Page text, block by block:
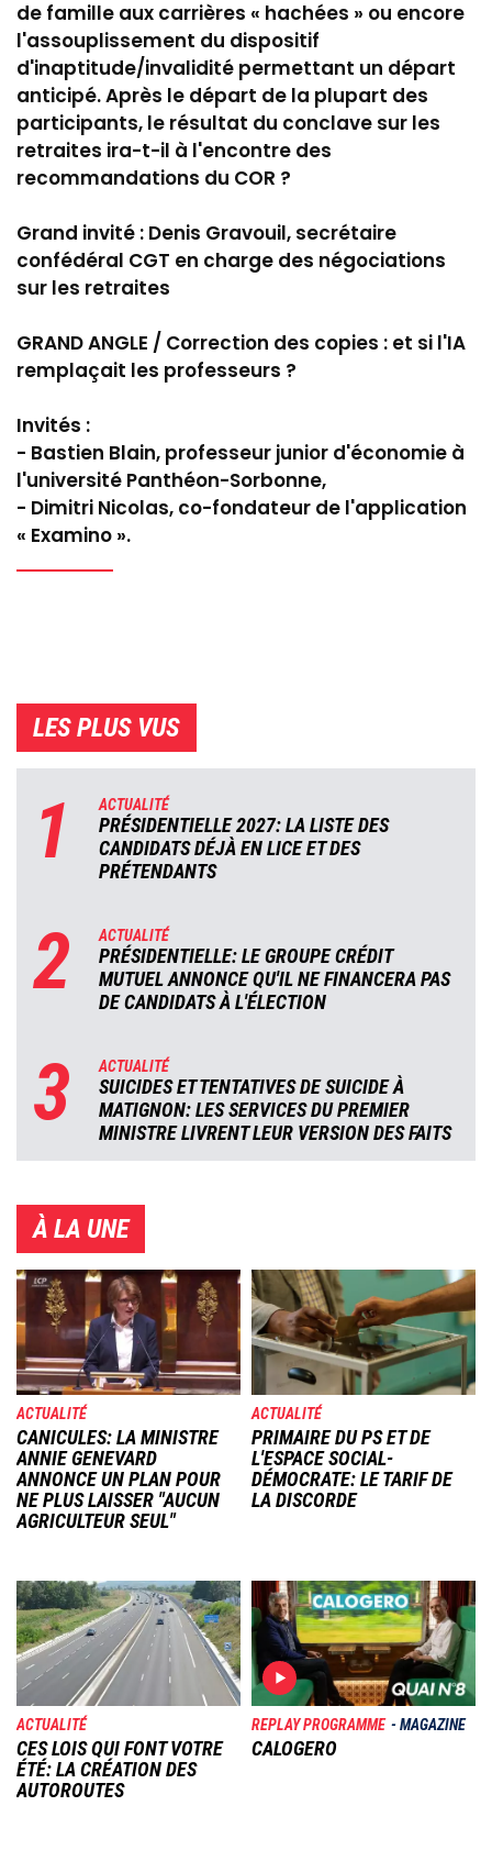
de famille aux carrières « hachées » ou encore
l'assouplissement du dispositif
d'inaptitude/invalidité permettant un départ
anticipé. Après le départ de la plupart des
participants, le résultat du conclave sur les
retraites ira-t-il à l'encontre des
recommandations du COR ?
Grand invité : Denis Gravouil, secrétaire
confédéral CGT en charge des négociations
sur les retraites
GRAND ANGLE / Correction des copies : et si l'IA
remplaçait les professeurs ?
Invités :
- Bastien Blain, professeur junior d'économie à
l'université Panthéon-Sorbonne,
- Dimitri Nicolas, co-fondateur de l'application
« Examino ».
LES PLUS VUS
1 ACTUALITÉ
PRÉSIDENTIELLE 2027: LA LISTE DES
CANDIDATS DÉJÀ EN LICE ET DES
PRÉTENDANTS
2 ACTUALITÉ
PRÉSIDENTIELLE: LE GROUPE CRÉDIT
MUTUEL ANNONCE QU'IL NE FINANCERA PAS
DE CANDIDATS À L'ÉLECTION
3 ACTUALITÉ
SUICIDES ET TENTATIVES DE SUICIDE À
MATIGNON: LES SERVICES DU PREMIER
MINISTRE LIVRENT LEUR VERSION DES FAITS
À LA UNE
Image
ACTUALITÉ
CANICULES: LA MINISTRE
ANNIE GENEVARD
ANNONCE UN PLAN POUR
NE PLUS LAISSER "AUCUN
AGRICULTEUR SEUL"
Image
ACTUALITÉ
PRIMAIRE DU PS ET DE
L'ESPACE SOCIAL-
DÉMOCRATE: LE TARIF DE
LA DISCORDE
Image
ACTUALITÉ
CES LOIS QUI FONT VOTRE
ÉTÉ: LA CRÉATION DES
AUTOROUTES
Image
REPLAY PROGRAMME MAGAZINE
CALOGERO